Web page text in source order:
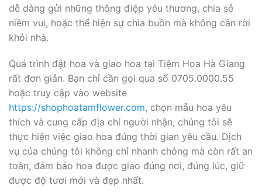
dễ dàng gửi những thông điệp yêu thương, chia sẻ
niềm vui, hoặc thể hiện sự chia buồn mà không cần rời
khỏi nhà.
Quá trình đặt hoa và giao hoa tại Tiệm Hoa Hà Giang
rất đơn giản. Bạn chỉ cần gọi qua số 0705.0000.55
hoặc truy cập vào website
https://shophoatamflower.com, chọn mẫu hoa yêu
thích và cung cấp địa chỉ người nhận, chúng tôi sẽ
thực hiện việc giao hoa đúng thời gian yêu cầu. Dịch
vụ của chúng tôi không chỉ nhanh chóng mà còn rất an
toàn, đảm bảo hoa được giao đúng nơi, đúng lúc, giữ
được độ tươi mới và đẹp nhất.